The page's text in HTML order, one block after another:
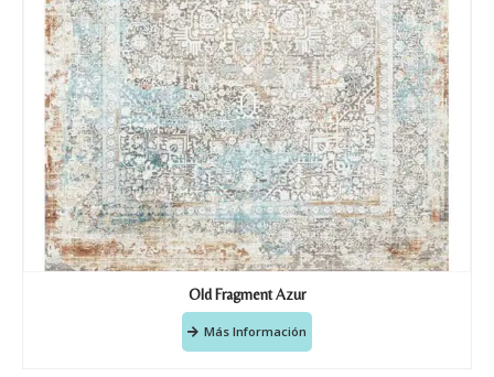
Old Fragment Azur
Más Información